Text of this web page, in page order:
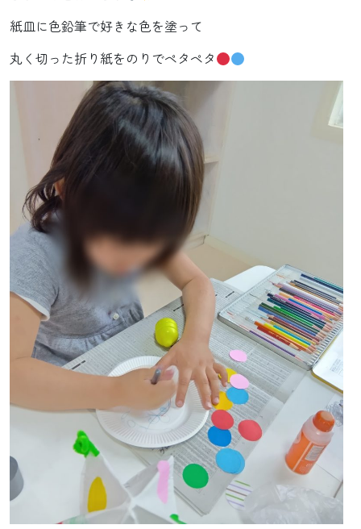
紙皿に色鉛筆で好きな色を塗って
丸く切った折り紙をのりでペタペタ